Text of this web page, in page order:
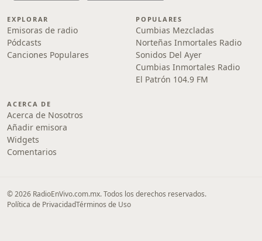
EXPLORAR
Emisoras de radio
Pódcasts
Canciones Populares
POPULARES
Cumbias Mezcladas
Norteñas Inmortales Radio
Sonidos Del Ayer
Cumbias Inmortales Radio
El Patrón 104.9 FM
ACERCA DE
Acerca de Nosotros
Añadir emisora
Widgets
Comentarios
© 2026 RadioEnVivo.com.mx. Todos los derechos reservados.
Política de PrivacidadTérminos de Uso